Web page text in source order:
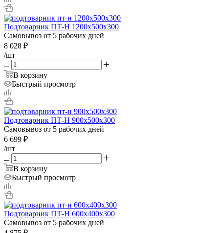
Подтоварник ПТ-Н 1200х500х300
Самовывоз от 5 рабочих дней
8 028 ₽
/шт
В корзину
Быстрый просмотр
Подтоварник ПТ-Н 900х500х300
Самовывоз от 5 рабочих дней
6 699 ₽
/шт
В корзину
Быстрый просмотр
Подтоварник ПТ-Н 600х400х300
Самовывоз от 5 рабочих дней